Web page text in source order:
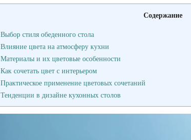
Содержание
Выбор стиля обеденного стола
Влияние цвета на атмосферу кухни
Материалы и их цветовые особенности
Как сочетать цвет с интерьером
Практическое применение цветовых сочетаний
Тенденции в дизайне кухонных столов